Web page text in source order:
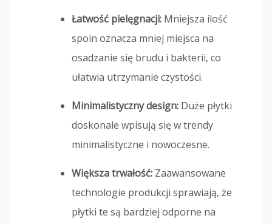
Łatwość pielęgnacji: Mniejsza ilość
spoin oznacza mniej miejsca na
osadzanie się brudu i bakterii, co
ułatwia utrzymanie czystości.
Minimalistyczny design: Duże płytki
doskonale wpisują się w trendy
minimalistyczne i nowoczesne.
Większa trwałość: Zaawansowane
technologie produkcji sprawiają, że
płytki te są bardziej odporne na